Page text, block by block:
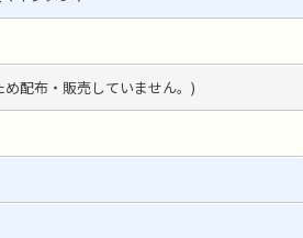
配布・販売していません。)